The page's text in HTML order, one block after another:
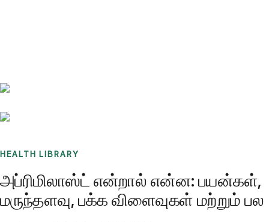
HEALTH LIBRARY
அப்ரிமிலாஸ்ட் என்றால் என்ன: பயன்கள்,
மருந்தளவு, பக்க விளைவுகள் மற்றும் பல